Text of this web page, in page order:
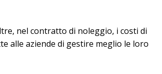
nel contratto di noleggio, i costi di
alle aziende di gestire meglio le loro